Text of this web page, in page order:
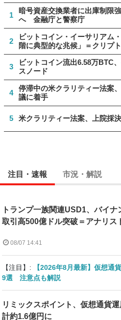
1
暗号資産交換業者に出庫制限
へ 金融庁と警察庁
2
ビットコイン・イーサリアム
階に典型的な兆候」＝クリプ
3
ビットコイン流出6.58万BTC
スノード
4
停滞中の米クラリティー法案
議に着手
5 米クラリティー法案、上院採
注目・速報 市況・解説
トランプ一族関連USD1、バイナ
取引高500億ドル突破＝アナリス
08/07 14:41
【注目】:
【2026年8月最新】仮想通
9選 注意点も解説
リミックスポイント、仮想通貨
計約1.6億円に